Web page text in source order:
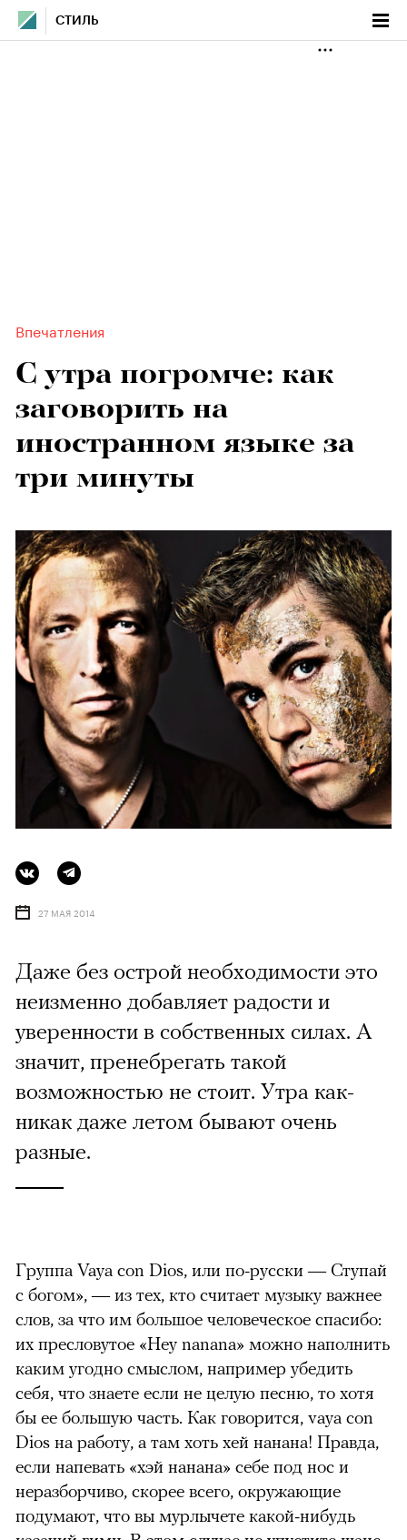
СТИЛЬ
Впечатления
С утра погромче: как
заговорить на
иностранном языке за
три минуты
27 МАЯ 2014
Даже без острой необходимости это
неизменно добавляет радости и
уверенности в собственных силах. А
значит, пренебрегать такой
возможностью не стоит. Утра как-
никак даже летом бывают очень
разные.
Группа Vaya con Dios, или по-русски — Ступай
с богом», — из тех, кто считает музыку важнее
слов, за что им большое человеческое спасибо:
их пресловутое «Hey nanana» можно наполнить
каким угодно смыслом, например убедить
себя, что знаете если не целую песню, то хотя
бы ее большую часть. Как говорится, vaya con
Dios на работу, а там хоть хей нанана! Правда,
если напевать «хэй нанана» себе под нос и
неразборчиво, скорее всего, окружающие
подумают, что вы мурлычете какой-нибудь